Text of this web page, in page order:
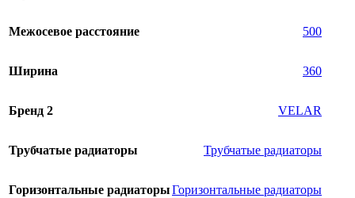
Межосевое расстояние 500
Ширина 360
Бренд 2 VELAR
Трубчатые радиаторы Трубчатые радиаторы
Горизонтальные радиаторыГоризонтальные радиаторы